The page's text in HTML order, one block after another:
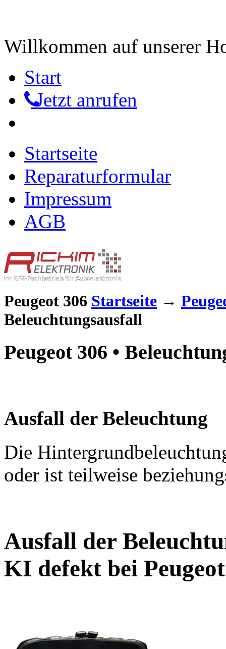
Willkommen auf unserer
Start
Jetzt anrufen
Startseite
Reparaturformular
Impressum
AGB
Peugeot 306 Startseite →
Beleuchtungsausfall
Peugeot 306 •
Ausfall der Beleuchtung
Die
oder ist teilweise
Ausfall der
KI defekt bei